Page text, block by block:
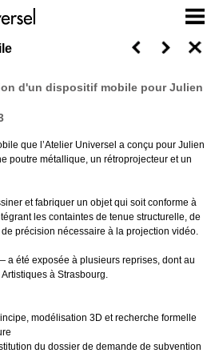
d'un dispositif mobile pour Julien
que l’Atelier Universel a conçu pour Julien
poutre métallique, un rétroprojecteur et un
et fabriquer un objet qui soit conforme à
les containtes de tenue structurelle, de
précision nécessaire à la projection vidéo.
été exposée à plusieurs reprises, dont au
à Strasbourg.
modélisation 3D et recherche formelle
du dossier de demande de subvention